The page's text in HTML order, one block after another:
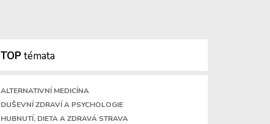
TOPtémata
ALTERNATIVNÍ MEDICÍNA
DUŠEVNÍ ZDRAVÍ A PSYCHOLOGIE
HUBNUTÍ, DIETA A ZDRAVÁ STRAVA